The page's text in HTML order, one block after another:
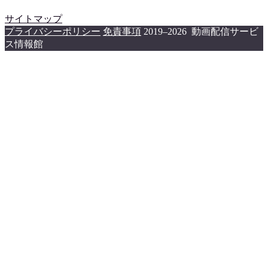
サイトマップ
プライバシーポリシー 免責事項 2019–2026 動画配信サービ
ス情報館